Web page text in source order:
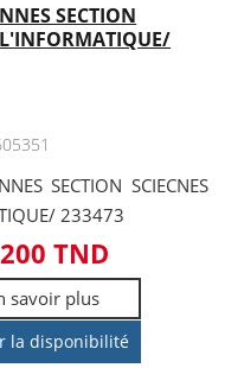
SECTION
L'INFORMATIQUE/
SECTION SCIECNES
233473
TND
savoir plus
la disponibilité